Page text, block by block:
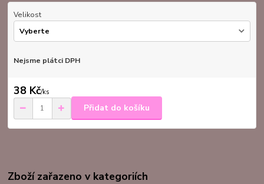
Velikost
Nejsme plátci DPH
38 Kč/ks
Přidat do košíku
Zboží zařazeno v kategoriích